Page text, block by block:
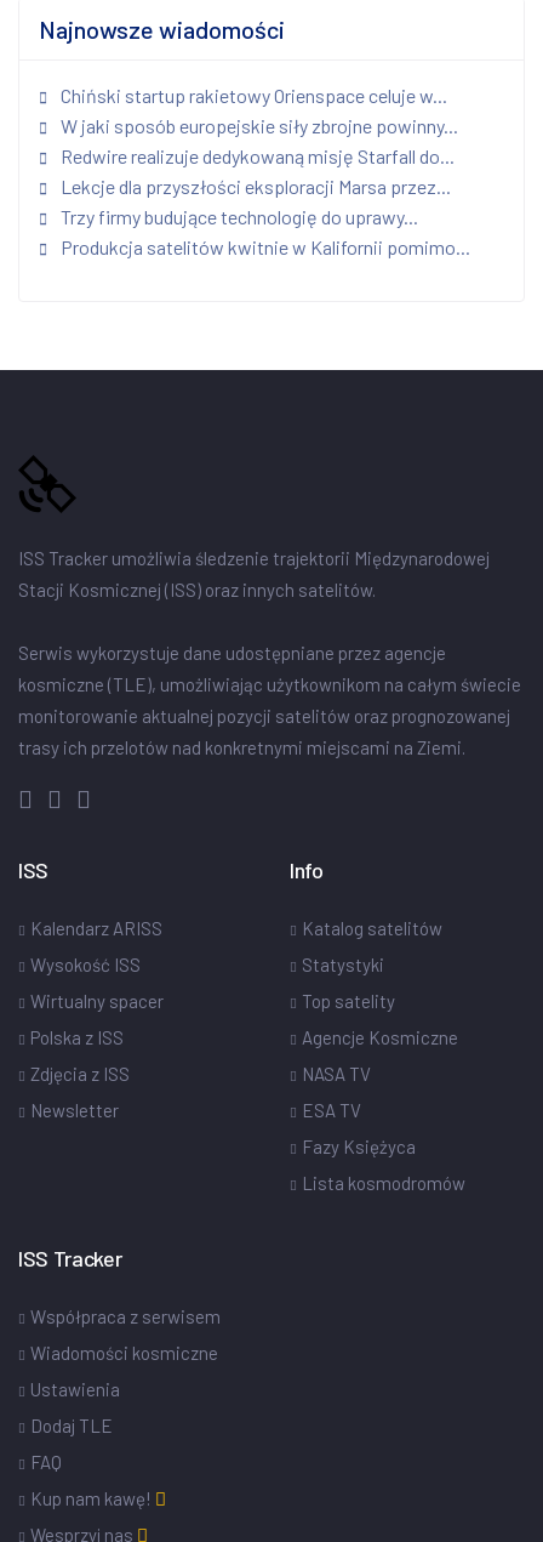
Najnowsze wiadomości
Chiński startup rakietowy Orienspace celuje w...
W jaki sposób europejskie siły zbrojne powinny...
Redwire realizuje dedykowaną misję Starfall do...
Lekcje dla przyszłości eksploracji Marsa przez...
Trzy firmy budujące technologię do uprawy...
Produkcja satelitów kwitnie w Kalifornii pomimo...
ISS Tracker umożliwia śledzenie trajektorii Międzynarodowej
Stacji Kosmicznej (ISS) oraz innych satelitów.
Serwis wykorzystuje dane udostępniane przez agencje
kosmiczne (TLE), umożliwiając użytkownikom na całym świecie
monitorowanie aktualnej pozycji satelitów oraz prognozowanej
trasy ich przelotów nad konkretnymi miejscami na Ziemi.
ISS
Kalendarz ARISS
Wysokość ISS
Wirtualny spacer
Polska z ISS
Zdjęcia z ISS
Newsletter
Info
Katalog satelitów
Statystyki
Top satelity
Agencje Kosmiczne
NASA TV
ESA TV
Fazy Księżyca
Lista kosmodromów
ISS Tracker
Współpraca z serwisem
Wiadomości kosmiczne
Ustawienia
Dodaj TLE
FAQ
Kup nam kawę!
Wesprzyj nas